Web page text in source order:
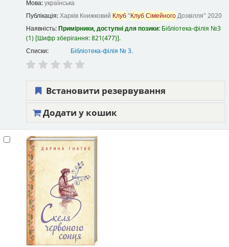
Мова:українська
Публікація:Харків Книжковий Клуб"КлубСімейногоДозвілля" 2020
Наявність:Примірники, доступні для позики: Бібліотека-філія №3
(1) Шифр зберігання:821(477) .
Списки:
Бібліотека-філія № 3.
Встановити резервування
Додати у кошик